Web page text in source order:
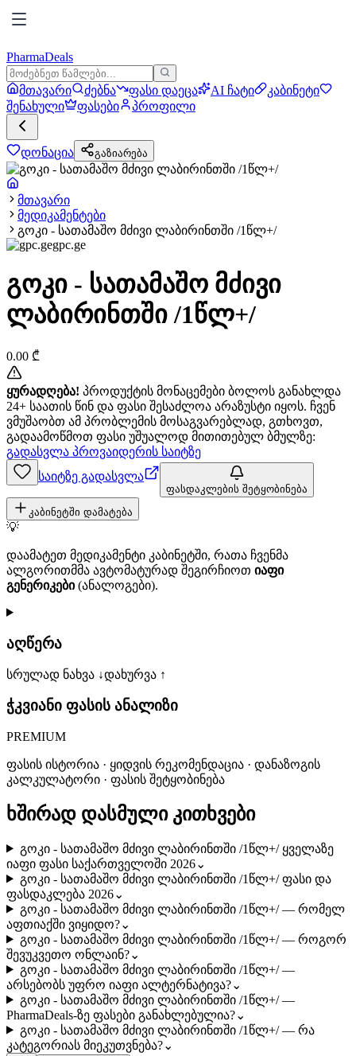
PharmaDeals
მთავარი ძებნა ფასი დაეცა AI ჩატი
კაბინეტი
შენახული
ფასები პროფილი
დონაცია გაზიარება
მთავარი
მედიკამენტები
გოკი - სათამაშო მძივი ლაბირინთში /1წლ+/
gpc.ge
გოკი - სათამაშო მძივი
ლაბირინთში /1წლ+/
0.00 ₾
ყურადღება! პროდუქტის მონაცემები ბოლოს განახლდა
24+ საათის წინ და ფასი შესაძლოა არაზუსტი იყოს. ჩვენ
ვმუშაობთ ამ პრობლემის მოსაგვარებლად, გთხოვთ,
გადაამოწმოთ ფასი უშუალოდ მითითებულ ბმულზე:
გადასვლა პროვაიდერის საიტზე
საიტზე გადასვლა
ფასდაკლების შეტყობინება
კაბინეტში დამატება
💡
დაამატეთ მედიკამენტი კაბინეტში, რათა ჩვენმა
ალგორითმმა ავტომატურად შეგირჩიოთ იაფი
გენერიკები(ანალოგები).
აღწერა
სრულად ნახვა ↓დახურვა ↑
ჭკვიანი ფასის ანალიზი
PREMIUM
ფასის ისტორია · ყიდვის რეკომენდაცია · დანაზოგის
კალკულატორი · ფასის შეტყობინება
ხშირად დასმული კითხვები
გოკი - სათამაშო მძივი ლაბირინთში /1წლ+/ ყველაზე
იაფი ფასი საქართველოში 2026⌄
გოკი - სათამაშო მძივი ლაბირინთში /1წლ+/ ფასი და
ფასდაკლება 2026⌄
გოკი - სათამაშო მძივი ლაბირინთში /1წლ+/ — რომელ
აფთიაქში ვიყიდო?⌄
გოკი - სათამაშო მძივი ლაბირინთში /1წლ+/ — როგორ
შევუკვეთო ონლაინ?⌄
გოკი - სათამაშო მძივი ლაბირინთში /1წლ+/ —
არსებობს უფრო იაფი ალტერნატივა?⌄
გოკი - სათამაშო მძივი ლაბირინთში /1წლ+/ —
PharmaDeals-ზე ფასები განახლებულია?⌄
გოკი - სათამაშო მძივი ლაბირინთში /1წლ+/ — რა
კატეგორიას მიეკუთვნება?⌄